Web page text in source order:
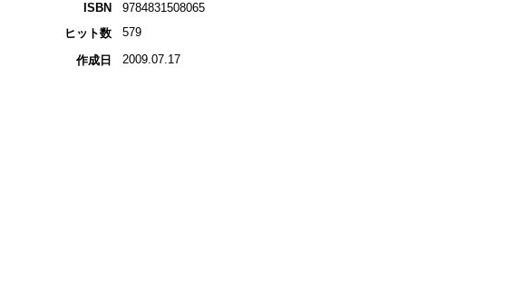
ISBN
9784831508065
ヒット数
579
作成日 2009.07.17